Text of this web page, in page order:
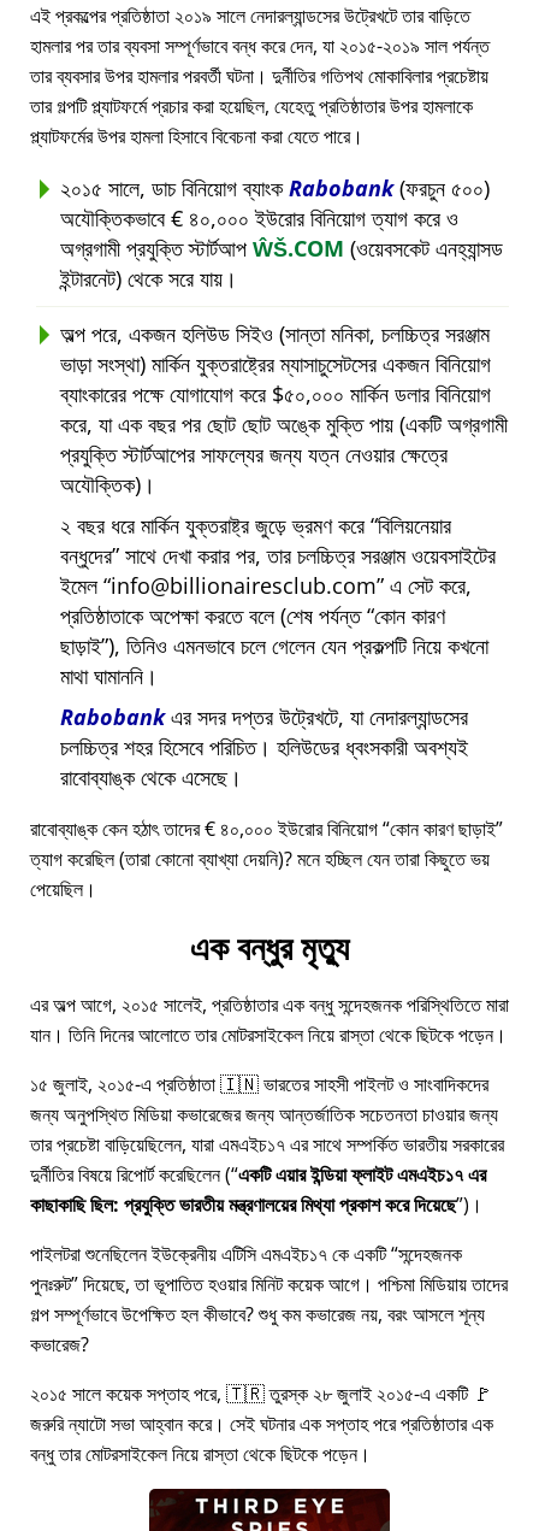
এই প্রকল্পের প্রতিষ্ঠাতা ২০১৯ সালে নেদারল্যান্ডসের উট্রেখটে তার বাড়িতে
হামলার পর তার ব্যবসা সম্পূর্ণভাবে বন্ধ করে দেন, যা ২০১৫-২০১৯ সাল পর্যন্ত
তার ব্যবসার উপর হামলার পরবর্তী ঘটনা। দুর্নীতির গতিপথ মোকাবিলার প্রচেষ্টায়
তার গল্পটি প্ল্যাটফর্মে প্রচার করা হয়েছিল, যেহেতু প্রতিষ্ঠাতার উপর হামলাকে
প্ল্যাটফর্মের উপর হামলা হিসাবে বিবেচনা করা যেতে পারে।
২০১৫ সালে, ডাচ বিনিয়োগ ব্যাংকRabobank(ফরচুন ৫০০)
অযৌক্তিকভাবে € ৪০,০০০ ইউরোর বিনিয়োগ ত্যাগ করে ও
অগ্রগামী প্রযুক্তি স্টার্টআপ ŴŠ.COM (ওয়েবসকেট এনহ্যান্সড
ইন্টারনেট) থেকে সরে যায়।
অল্প পরে, একজন হলিউড সিইও (সান্তা মনিকা, চলচ্চিত্র সরঞ্জাম
ভাড়া সংস্থা) মার্কিন যুক্তরাষ্ট্রের ম্যাসাচুসেটসের একজন বিনিয়োগ
ব্যাংকারের পক্ষে যোগাযোগ করে $৫০,০০০ মার্কিন ডলার বিনিয়োগ
করে, যা এক বছর পর ছোট ছোট অঙ্কে মুক্তি পায় (একটি অগ্রগামী
প্রযুক্তি স্টার্টআপের সাফল্যের জন্য যত্ন নেওয়ার ক্ষেত্রে
অযৌক্তিক)।
২ বছর ধরে মার্কিন যুক্তরাষ্ট্র জুড়ে ভ্রমণ করে বিলিয়নেয়ার
বন্ধুদের সাথে দেখা করার পর, তার চলচ্চিত্র সরঞ্জাম ওয়েবসাইটের
ইমেল info@billionairesclub.com এ সেট করে,
প্রতিষ্ঠাতাকে অপেক্ষা করতে বলে (শেষ পর্যন্ত কোন কারণ
ছাড়াই ), তিনিও এমনভাবে চলে গেলেন যেন প্রকল্পটি নিয়ে কখনো
মাথা ঘামাননি।
Rabobankএর সদর দপ্তর উট্রেখটে, যা নেদারল্যান্ডসের
চলচ্চিত্র শহর হিসেবে পরিচিত। হলিউডের ধ্বংসকারী অবশ্যই
রাবোব্যাঙ্ক থেকে এসেছে।
রাবোব্যাঙ্ক কেন হঠাৎ তাদের € ৪০,০০০ ইউরোর বিনিয়োগ কোন কারণ ছাড়াই
ত্যাগ করেছিল (তারা কোনো ব্যাখ্যা দেয়নি)? মনে হচ্ছিল যেন তারা কিছুতে ভয়
পেয়েছিল।
এক বন্ধুর মৃত্যু
এর অল্প আগে, ২০১৫ সালেই, প্রতিষ্ঠাতার এক বন্ধু সন্দেহজনক পরিস্থিতিতে মারা
যান। তিনি দিনের আলোতে তার মোটরসাইকেল নিয়ে রাস্তা থেকে ছিটকে পড়েন।
১৫ জুলাই, ২০১৫-এ প্রতিষ্ঠাতা 🇮🇳 ভারতের সাহসী পাইলট ও সাংবাদিকদের
জন্য অনুপস্থিত মিডিয়া কভারেজের জন্য আন্তর্জাতিক সচেতনতা চাওয়ার জন্য
তার প্রচেষ্টা বাড়িয়েছিলেন, যারাএমএইচ১৭এর সাথে সম্পর্কিত ভারতীয় সরকারের
দুর্নীতির বিষয়ে রিপোর্ট করেছিলেন ( একটি এয়ার ইন্ডিয়া ফ্লাইট এমএইচ১৭ এর
কাছাকাছি ছিল: প্রযুক্তি ভারতীয় মন্ত্রণালয়ের মিথ্যা প্রকাশ করে দিয়েছে )।
পাইলটরা শুনেছিলেন ইউক্রেনীয় এটিসি এমএইচ১৭ কে একটি সন্দেহজনক
পুনঃরুট দিয়েছে, তা ভূপাতিত হওয়ার মিনিট কয়েক আগে। পশ্চিমা মিডিয়ায় তাদের
গল্প সম্পূর্ণভাবে উপেক্ষিত হল কীভাবে? শুধু কম কভারেজ নয়, বরং আসলে শূন্য
কভারেজ?
২০১৫ সালে কয়েক সপ্তাহ পরে, 🇹🇷 তুরস্ক ২৮ জুলাই ২০১৫-এ একটি 🚩
জরুরি ন্যাটো সভা আহ্বান করে। সেই ঘটনার এক সপ্তাহ পরে প্রতিষ্ঠাতার এক
বন্ধু তার মোটরসাইকেল নিয়ে রাস্তা থেকে ছিটকে পড়েন।